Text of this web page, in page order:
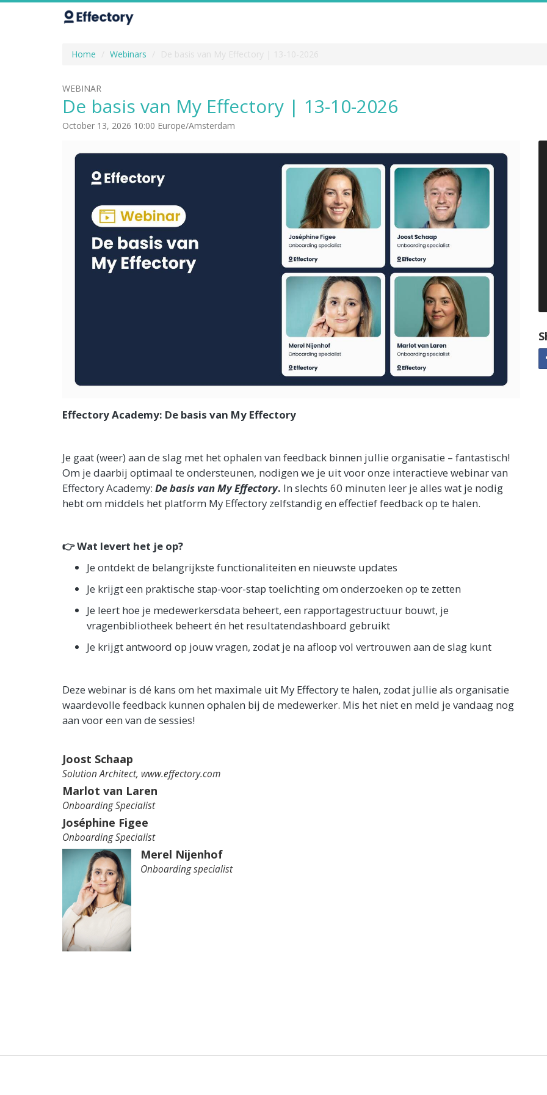
Home Webinars De basis van My Effectory | 13-10-2026
WEBINAR
De basis van My Effectory | 13-10-2026
October 13, 2026 10:00 Europe/Amsterdam
Effectory Academy: De basis van My Effectory
Je gaat (weer) aan de slag met het ophalen van feedback binnen jullie organisatie – fantastisch!
Om je daarbij optimaal te ondersteunen, nodigen we je uit voor onze interactieve webinar van
Effectory Academy: De basis van My Effectory. In slechts 60 minuten leer je alles wat je nodig
hebt om middels het platform My Effectory zelfstandig en effectief feedback op te halen.
👉 Wat levert het je op?
Je ontdekt de belangrijkste functionaliteiten en nieuwste updates
Je krijgt een praktische stap-voor-stap toelichting om onderzoeken op te zetten
Je leert hoe je medewerkersdata beheert, een rapportagestructuur bouwt, je
vragenbibliotheek beheert én het resultatendashboard gebruikt
Je krijgt antwoord op jouw vragen, zodat je na afloop vol vertrouwen aan de slag kunt
Deze webinar is dé kans om het maximale uit My Effectory te halen, zodat jullie als organisatie
waardevolle feedback kunnen ophalen bij de medewerker. Mis het niet en meld je vandaag nog
aan voor een van de sessies!
Joost Schaap
Solution Architect, www.effectory.com
Marlot van Laren
Onboarding Specialist
Joséphine Figee
Onboarding Specialist
Merel Nijenhof
Onboarding specialist